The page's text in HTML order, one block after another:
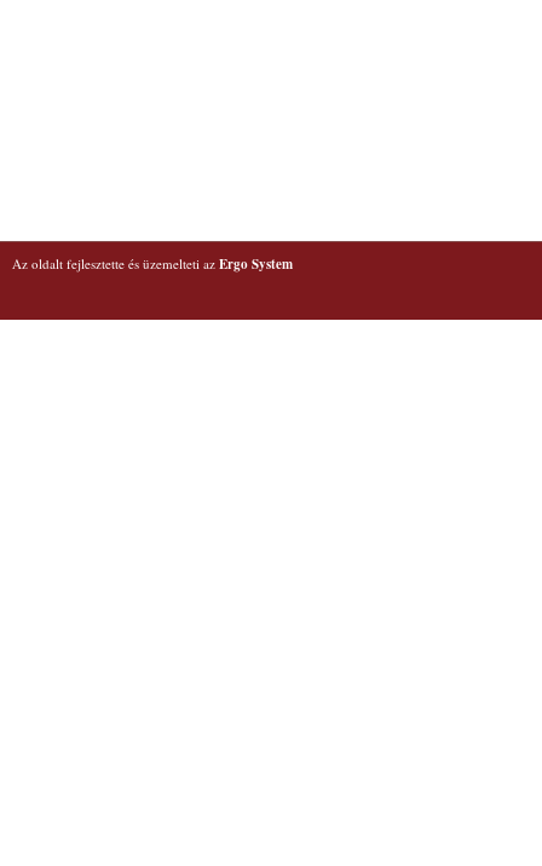
Az oldalt fejlesztette és üzemelteti az Ergo System